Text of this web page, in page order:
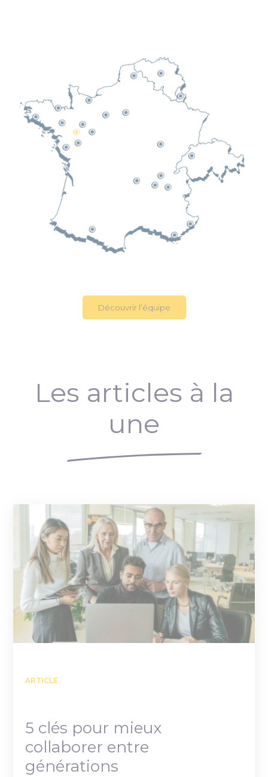
Découvrir l’équipe
Les articles à la
une
ARTICLE
5 clés pour mieux
collaborer entre
générations